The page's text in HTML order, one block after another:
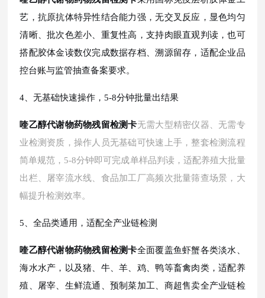
艺，抗原抗体特异性结合能力强，无交叉反应，显色均匀
清晰、批次色差小、重复性高，支持肉眼直观判读，也可
搭配胶体金读数仪完成数据存档、溯源留存，适配企业品
控台账与监管抽查备案要求。
4、无基础快速操作，5-8分钟批量出结果
喹乙醇代谢物药物残留检测卡无需大型精密仪器、无需专
业检测资质，操作人员无基础可快速上手，整套检测流程
简单规范， 5-8分钟即可完成单样品判读，适配养殖大批量
出栏、屠宰流水线、食品加工厂高频次批量筛查场景，大
幅提升检测效率。
5、全品类通用，适配全产业链检测
喹乙醇代谢物药物残留检测卡全面覆盖鱼虾蟹各类淡水、
海水水产，以及猪、牛、羊、鸡、鸭等畜禽肉类，适配养
殖、屠宰、生鲜流通、预制菜加工、商超售卖全产业链检